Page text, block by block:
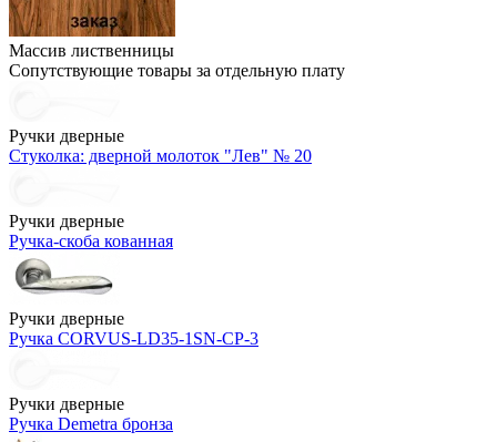
Массив лиственницы
Сопутствующие товары за отдельную плату
Ручки дверные
Стуколка: дверной молоток "Лев" № 20
Ручки дверные
Ручка-скоба кованная
Ручки дверные
Ручка CORVUS-LD35-1SN-CP-3
Ручки дверные
Ручка Demetra бронза